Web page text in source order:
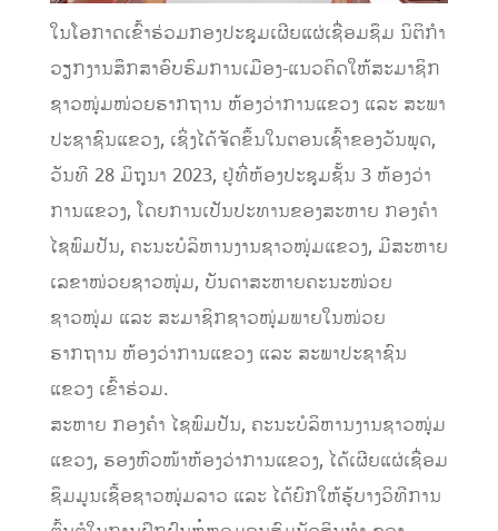
ໃນໂອກາດເຂົ້າຮ່ວມກອງປະຊຸມເຜີຍແຜ່ເຊື່ອມຊຶມ ນິຕິກໍາ
ວຽກງານສຶກສາອົບຮົມການເມືອງ-ແນວຄິດໃຫ້ສະມາຊິກ
ຊາວໜຸ່ມໜ່ວຍຮາກຖານ ຫ້ອງວ່າການແຂວງ ແລະ ສະພາ
ປະຊາຊົນແຂວງ, ເຊິ່ງໄດ້ຈັດຂຶ້ນໃນຕອນເຊົ້າຂອງວັນພຸດ,
ວັນທີ 28 ມິຖຸນາ 2023, ຢູ່ທີ່ຫ້ອງປະຊຸມຊັ້ນ 3 ຫ້ອງວ່າ
ການແຂວງ, ໂດຍການເປັນປະທານຂອງສະຫາຍ ກອງຄຳ
ໄຊພົມປັນ, ຄະນະບໍລິຫານງານຊາວໜຸ່ມແຂວງ, ມີສະຫາຍ
ເລຂາໜ່ວຍຊາວໜຸ່ມ, ບັນດາສະຫາຍຄະນະໜ່ວຍ
ຊາວໜຸ່ມ ແລະ ສະມາຊິກຊາວໜຸ່ມພາຍໃນໜ່ວຍ
ຮາກຖານ ຫ້ອງວ່າການແຂວງ ແລະ ສະພາປະຊາຊົນ
ແຂວງ ເຂົ້າຮ່ວມ.
ສະຫາຍ ກອງຄຳ ໄຊພົມປັນ, ຄະນະບໍລິຫານງານຊາວໜຸ່ມ
ແຂວງ, ຮອງຫົວໜ້າຫ້ອງວ່າການແຂວງ, ໄດ້ເຜີຍແຜ່ເຊື່ອມ
ຊຶມມູນເຊື້ອຊາວໜຸ່ມລາວ ແລະ ໄດ້ຍົກໃຫ້ຮູ້ບາງວິທີການ